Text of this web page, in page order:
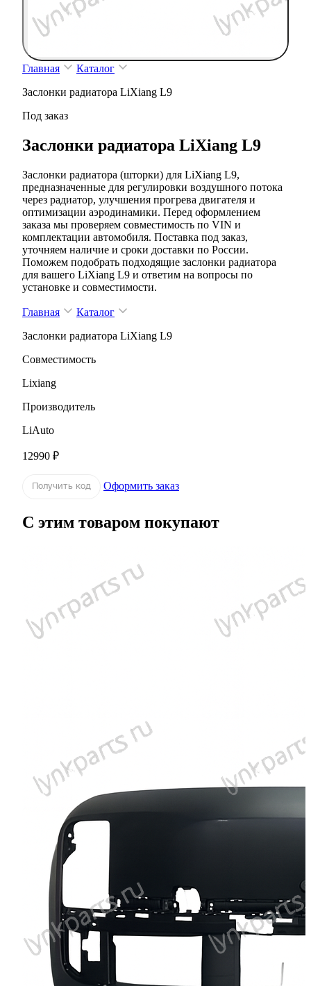
Главная
Каталог
Заслонки радиатора LiXiang L9
Под заказ
Заслонки радиатора LiXiang L9
Заслонки радиатора (шторки) для LiXiang L9,
предназначенные для регулировки воздушного потока
через радиатор, улучшения прогрева двигателя и
оптимизации аэродинамики. Перед оформлением
заказа мы проверяем совместимость по VIN и
комплектации автомобиля. Поставка под заказ,
уточняем наличие и сроки доставки по России.
Поможем подобрать подходящие заслонки радиатора
для вашего LiXiang L9 и ответим на вопросы по
установке и совместимости.
Главная
Каталог
Заслонки радиатора LiXiang L9
Совместимость
Lixiang
Производитель
LiAuto
12990 ₽
Получить код Оформить заказ
С этим товаром покупают